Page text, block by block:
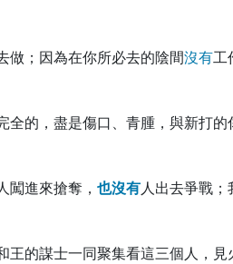
做；因為在你所必去的陰間沒有工
全的，盡是傷口、青腫，與新打的
闖進來搶奪， 也沒有人出去爭戰
王的謀士一同聚集看這三個人，